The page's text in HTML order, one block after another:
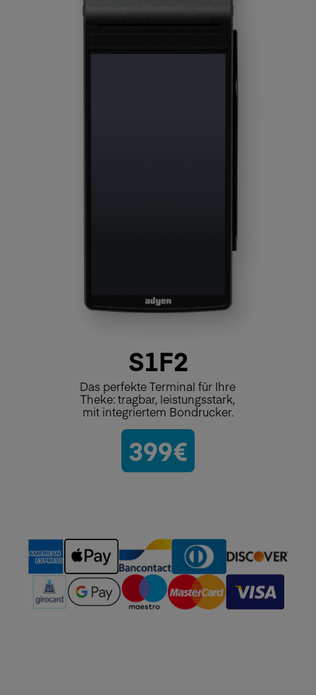
S1F2
Das perfekte Terminal für Ihre
Theke: tragbar, leistungsstark,
mit integriertem Bondrucker.
399€